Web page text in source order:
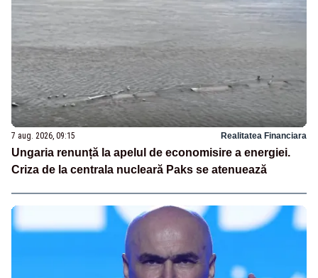
7 aug. 2026, 09:15 Realitatea Financiara
Ungaria renunță la apelul de economisire a energiei.
Criza de la centrala nucleară Paks se atenuează